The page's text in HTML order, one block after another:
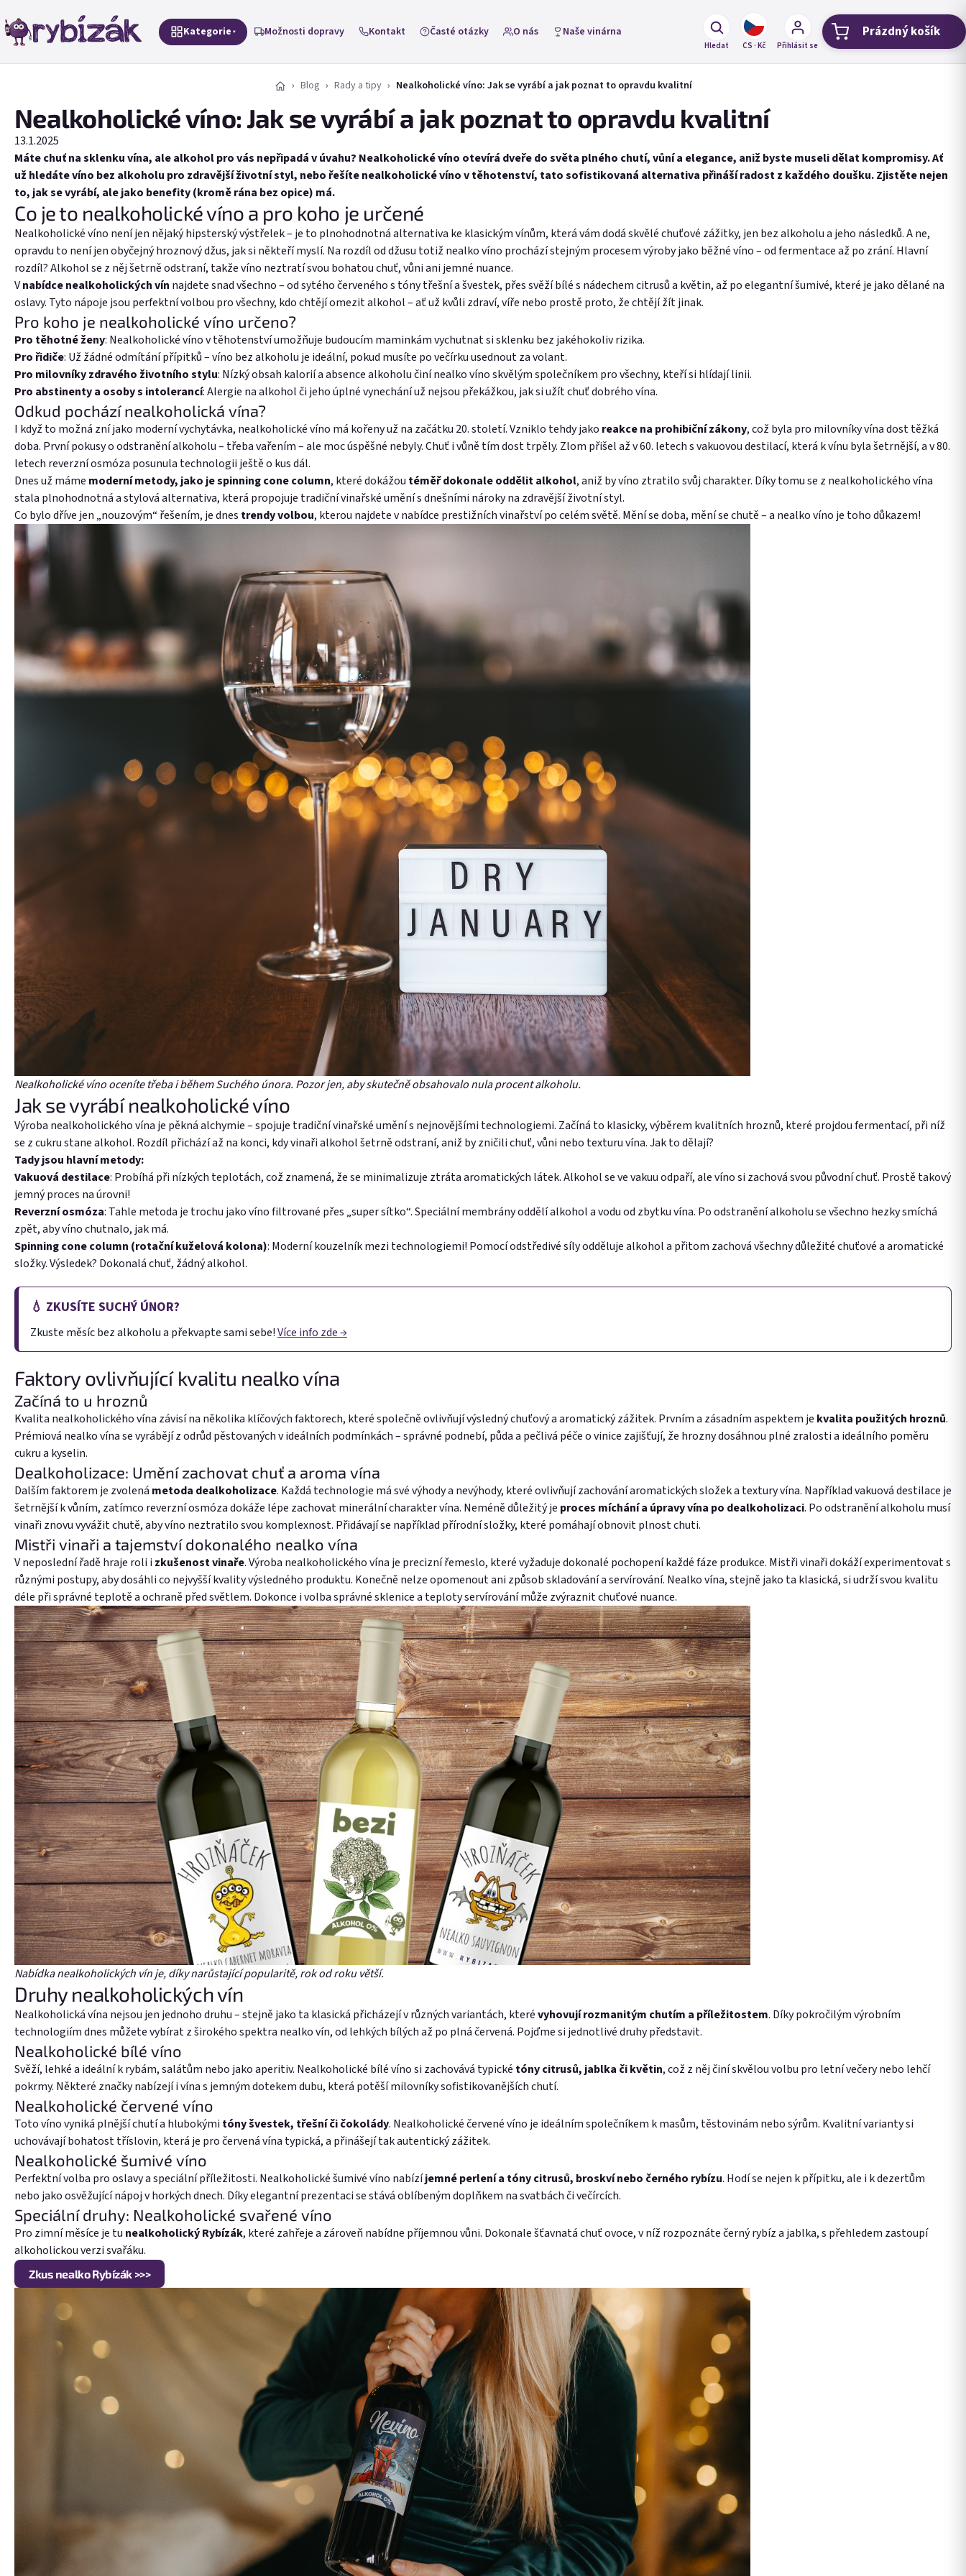
Kategorie Možnosti dopravy Kontakt Časté otázky O nás Naše vinárna
Hledat CS · Kč Přihlásit se Nákupní
Prázdný košík
Blog Rady a tipy Nealkoholické víno: Jak se vyrábí a jak poznat to opravdu kvalitní
Nealkoholické víno: Jak se vyrábí a jak poznat to opravdu kvalitní
13.1.2025
Máte chuť na sklenku vína, ale alkohol pro vás nepřipadá v úvahu? Nealkoholické víno otevírá dveře do světa plného chutí, vůní a elegance, aniž byste museli dělat kompromisy. Ať
už hledáte víno bez alkoholu pro zdravější životní styl, nebo řešíte nealkoholické víno v těhotenství, tato sofistikovaná alternativa přináší radost z každého doušku. Zjistěte nejen
to, jak se vyrábí, ale jako benefity (kromě rána bez opice) má.
Co je to nealkoholické víno a pro koho je určené
Nealkoholické víno není jen nějaký hipsterský výstřelek – je to plnohodnotná alternativa ke klasickým vínům, která vám dodá skvělé chuťové zážitky, jen bez alkoholu a jeho následků. A ne,
opravdu to není jen obyčejný hroznový džus, jak si někteří myslí. Na rozdíl od džusu totiž nealko víno prochází stejným procesem výroby jako běžné víno – od fermentace až po zrání. Hlavní
rozdíl? Alkohol se z něj šetrně odstraní, takže víno neztratí svou bohatou chuť, vůni ani jemné nuance.
Vnabídce nealkoholických vín najdete snad všechno – od sytého červeného s tóny třešní a švestek, přes svěží bílé s nádechem citrusů a květin, až po elegantní šumivé, které je jako dělané na
oslavy. Tyto nápoje jsou perfektní volbou pro všechny, kdo chtějí omezit alkohol – ať už kvůli zdraví, víře nebo prostě proto, že chtějí žít jinak.
Pro koho je nealkoholické víno určeno?
Pro těhotné ženy: Nealkoholické víno v těhotenství umožňuje budoucím maminkám vychutnat si sklenku bez jakéhokoliv rizika.
Pro řidiče: Už žádné odmítání přípitků – víno bez alkoholu je ideální, pokud musíte po večírku usednout za volant.
Pro milovníky zdravého životního stylu: Nízký obsah kalorií a absence alkoholu činí nealko víno skvělým společníkem pro všechny, kteří si hlídají linii.
Pro abstinenty a osoby s intolerancí: Alergie na alkohol či jeho úplné vynechání už nejsou překážkou, jak si užít chuť dobrého vína.
Odkud pochází nealkoholická vína?
I když to možná zní jako moderní vychytávka, nealkoholické víno má kořeny už na začátku 20. století. Vzniklo tehdy jako reakce na prohibiční zákony, což byla pro milovníky vína dost těžká
doba. První pokusy o odstranění alkoholu – třeba vařením – ale moc úspěšné nebyly. Chuť i vůně tím dost trpěly. Zlom přišel až v 60. letech s vakuovou destilací, která k vínu byla šetrnější, a v 80.
letech reverzní osmóza posunula technologii ještě o kus dál.
Dnes už máme moderní metody, jako je spinning cone column, které dokážou téměř dokonale oddělit alkohol, aniž by víno ztratilo svůj charakter. Díky tomu se z nealkoholického vína
stala plnohodnotná a stylová alternativa, která propojuje tradiční vinařské umění s dnešními nároky na zdravější životní styl.
Co bylo dříve jen „nouzovým“ řešením, je dnes trendy volbou, kterou najdete v nabídce prestižních vinařství po celém světě. Mění se doba, mění se chutě – a nealko víno je toho důkazem!
Nealkoholické víno oceníte třeba i během Suchého února. Pozor jen, aby skutečně obsahovalo nula procent alkoholu.
Jak se vyrábí nealkoholické víno
Výroba nealkoholického vína je pěkná alchymie – spojuje tradiční vinařské umění s nejnovějšími technologiemi. Začíná to klasicky, výběrem kvalitních hroznů, které projdou fermentací, při níž
se z cukru stane alkohol. Rozdíl přichází až na konci, kdy vinaři alkohol šetrně odstraní, aniž by zničili chuť, vůni nebo texturu vína. Jak to dělají?
Tady jsou hlavní metody:
Vakuová destilace: Probíhá při nízkých teplotách, což znamená, že se minimalizuje ztráta aromatických látek. Alkohol se ve vakuu odpaří, ale víno si zachová svou původní chuť. Prostě takový
jemný proces na úrovni!
Reverzní osmóza: Tahle metoda je trochu jako víno filtrované přes „super sítko“. Speciální membrány oddělí alkohol a vodu od zbytku vína. Po odstranění alkoholu se všechno hezky smíchá
zpět, aby víno chutnalo, jak má.
Spinning cone column (rotační kuželová kolona): Moderní kouzelník mezi technologiemi! Pomocí odstředivé síly odděluje alkohol a přitom zachová všechny důležité chuťové a aromatické
složky. Výsledek? Dokonalá chuť, žádný alkohol.
💧 ZKUSÍTE SUCHÝ ÚNOR?
Zkuste měsíc bez alkoholu a překvapte sami sebe!Více info zde →
Faktory ovlivňující kvalitu nealko vína
Začíná to u hroznů
Kvalita nealkoholického vína závisí na několika klíčových faktorech, které společně ovlivňují výsledný chuťový a aromatický zážitek. Prvním a zásadním aspektem je kvalita použitých hroznů.
Prémiová nealko vína se vyrábějí z odrůd pěstovaných v ideálních podmínkách – správné podnebí, půda a pečlivá péče o vinice zajišťují, že hrozny dosáhnou plné zralosti a ideálního poměru
cukru a kyselin.
Dealkoholizace: Umění zachovat chuť a aroma vína
Dalším faktorem je zvolená metoda dealkoholizace. Každá technologie má své výhody a nevýhody, které ovlivňují zachování aromatických složek a textury vína. Například vakuová destilace je
šetrnější k vůním, zatímco reverzní osmóza dokáže lépe zachovat minerální charakter vína. Neméně důležitý je proces míchání a úpravy vína po dealkoholizaci. Po odstranění alkoholu musí
vinaři znovu vyvážit chutě, aby víno neztratilo svou komplexnost. Přidávají se například přírodní složky, které pomáhají obnovit plnost chuti.
Mistři vinaři a tajemství dokonalého nealko vína
V neposlední řadě hraje roli i zkušenost vinaře. Výroba nealkoholického vína je precizní řemeslo, které vyžaduje dokonalé pochopení každé fáze produkce. Mistři vinaři dokáží experimentovat s
různými postupy, aby dosáhli co nejvyšší kvality výsledného produktu. Konečně nelze opomenout ani způsob skladování a servírování. Nealko vína, stejně jako ta klasická, si udrží svou kvalitu
déle při správné teplotě a ochraně před světlem. Dokonce i volba správné sklenice a teploty servírování může zvýraznit chuťové nuance.
Nabídka nealkoholických vín je, díky narůstající popularitě, rok od roku větší.
Druhy nealkoholických vín
Nealkoholická vína nejsou jen jednoho druhu – stejně jako ta klasická přicházejí v různých variantách, kterévyhovují rozmanitým chutím a příležitostem. Díky pokročilým výrobním
technologiím dnes můžete vybírat z širokého spektra nealko vín, od lehkých bílých až po plná červená. Pojďme si jednotlivé druhy představit.
Nealkoholické bílé víno
Svěží, lehké a ideální k rybám, salátům nebo jako aperitiv. Nealkoholické bílé víno si zachovává typické tóny citrusů, jablka či květin, což z něj činí skvělou volbu pro letní večery nebo lehčí
pokrmy. Některé značky nabízejí i vína s jemným dotekem dubu, která potěší milovníky sofistikovanějších chutí.
Nealkoholické červené víno
Toto víno vyniká plnější chutí a hlubokými tóny švestek, třešní či čokolády. Nealkoholické červené víno je ideálním společníkem k masům, těstovinám nebo sýrům. Kvalitní varianty si
uchovávají bohatost tříslovin, která je pro červená vína typická, a přinášejí tak autentický zážitek.
Nealkoholické šumivé víno
Perfektní volba pro oslavy a speciální příležitosti. Nealkoholické šumivé víno nabízíjemné perlení a tóny citrusů, broskví nebo černého rybízu. Hodí se nejen k přípitku, ale i k dezertům
nebo jako osvěžující nápoj v horkých dnech. Díky elegantní prezentaci se stává oblíbeným doplňkem na svatbách či večírcích.
Speciální druhy: Nealkoholické svařené víno
Pro zimní měsíce je tu nealkoholický Rybízák, které zahřeje a zároveň nabídne příjemnou vůni. Dokonale šťavnatá chuť ovoce, v níž rozpoznáte černý rybíz a jablka, s přehledem zastoupí
alkoholickou verzi svařáku.
Zkus nealko Rybízák >>>